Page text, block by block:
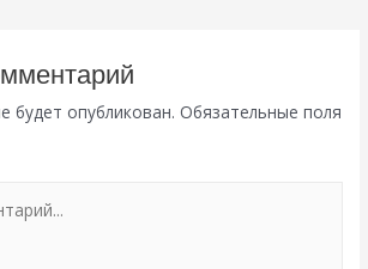
будет опубликован. Обязательные поля